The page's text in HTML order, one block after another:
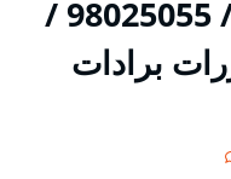
تصليح ثلاجات المطلاع / 98025055 /
برادات